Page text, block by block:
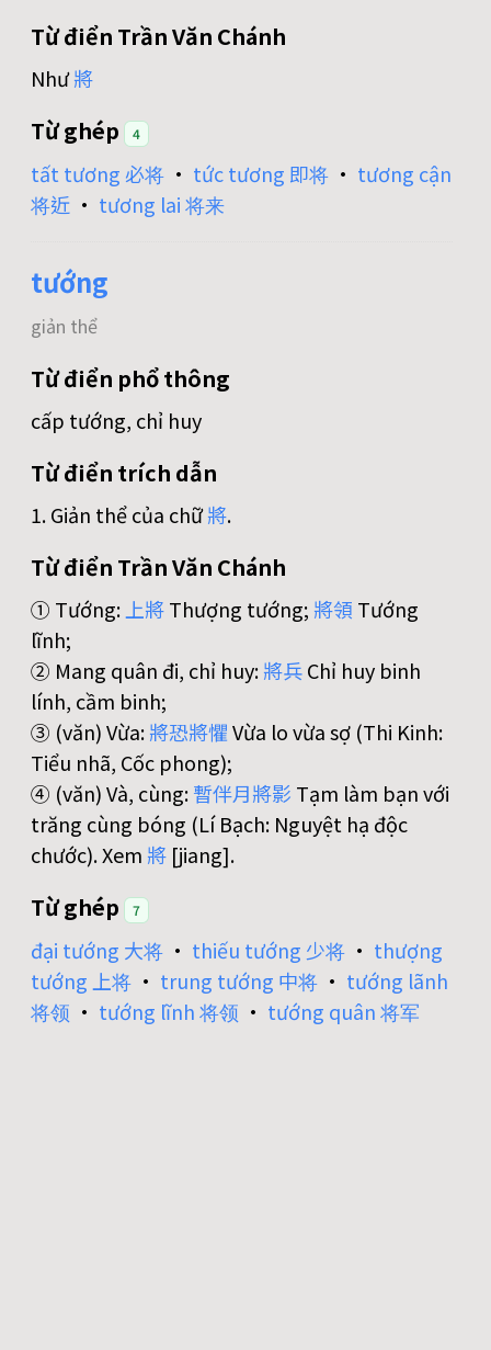
Từ điển Trần Văn Chánh
Như將
Từ ghép 4
tất tương 必将 • tức tương 即将 • tương cận
将近 • tương lai 将来
tướng
giản thể
Từ điển phổ thông
cấp tướng, chỉ huy
Từ điển trích dẫn
1. Giản thể của chữ將.
Từ điển Trần Văn Chánh
① Tướng: 上將Thượng tướng; 將領 Tướng
lĩnh;
② Mang quân đi, chỉ huy:將兵Chỉ huy binh
lính, cầm binh;
③ (văn) Vừa:將恐將懼Vừa lo vừa sợ (Thi Kinh:
Tiểu nhã, Cốc phong);
④ (văn) Và, cùng:暫伴月將影 Tạm làm bạn với
trăng cùng bóng (Lí Bạch: Nguyệt hạ độc
chước). Xem 將 [jiang].
Từ ghép 7
đại tướng 大将 • thiếu tướng 少将 • thượng
tướng 上将 • trung tướng 中将 • tướng lãnh
将领 • tướng lĩnh 将领 • tướng quân 将军